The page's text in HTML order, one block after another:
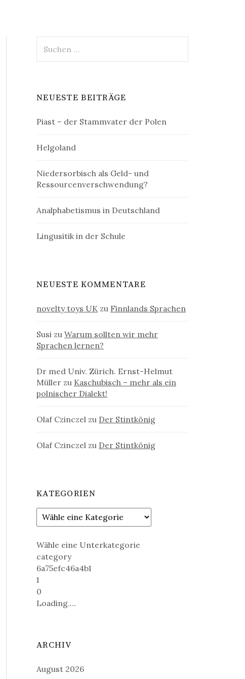
nach:
NEUESTE BEITRÄGE
Piast – der Stammvater der Polen
Helgoland
Niedersorbisch als Geld- und
Ressourcenverschwendung?
Analphabetismus in Deutschland
Lingusitik in der Schule
NEUESTE KOMMENTARE
novelty toys UK zu Finnlands Sprachen
Susi zuWarum sollten wir mehr
Sprachen lernen?
Dr med Univ. Zürich. Ernst-Helmut
Müller zu Kaschubisch – mehr als ein
polnischer Dialekt!
Olaf Czinczel zu Der Stintkönig
Olaf Czinczel zu Der Stintkönig
KATEGORIEN
Wähle eine Unterkategorie
category
6a75efc46a4b1
1
0
Loading....
ARCHIV
August 2026